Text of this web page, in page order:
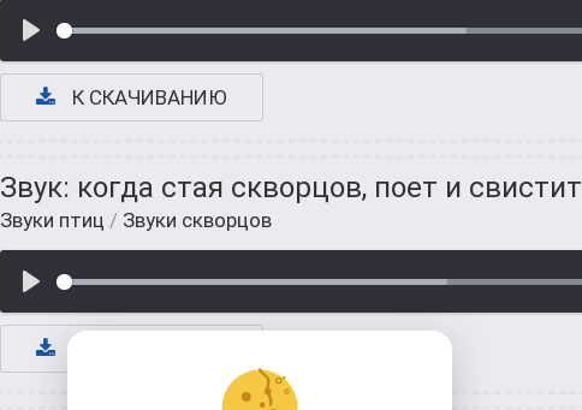
К СКАЧИВАНИЮ
Звук: когда стая скворцов, поет и свистит
Звуки птиц / Звуки скворцов
К СКАЧИВАНИЮ